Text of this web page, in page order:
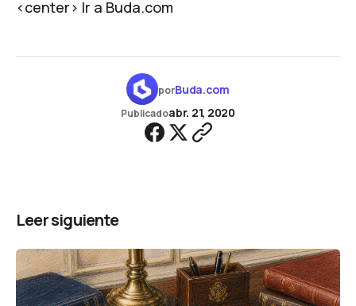
<center> Ir a Buda.com
porBuda.com
Publicadoabr. 21, 2020
Leer siguiente